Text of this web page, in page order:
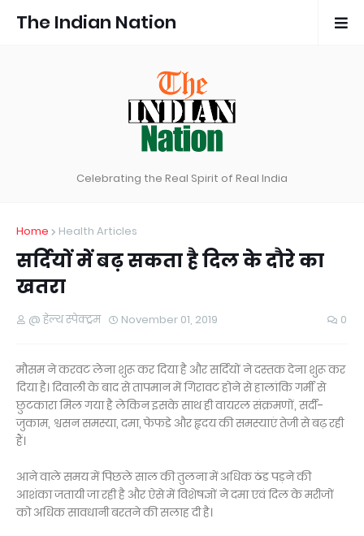
The Indian Nation
Celebrating the Real Spirit of Real India
Home Health Articles
सर्दियों में बढ़ सकता है दिल के दौरे का
खतरा
@ हेल्थ स्पेक्ट्रम November 01, 2019 0
मौसम ने करवट लेना शुरू कर दिया है और सर्दियों ने दस्तक देना शुरू कर
दिया है। दिवाली के बाद से तापमान में गिरावट होने से हालांकि गर्मी से
छुटकारा मिल गया है लेकिन इसके साथ ही वायरल संक्रमणों, सर्दी-
जुकाम, श्वसन समस्या, दमा, फेफडे और हृदय की समस्याएं तेजी से बढ़ रही
हैं।
आने वाले समय में पिछले साल की तुलना में अधिक ठंड पड़ने की
आशंका जतायी जा रही है और ऐसे में विशेषज्ञों ने दमा एवं दिल के मरीजों
को अधिक सावधानी बरतने की सलाह दी है।